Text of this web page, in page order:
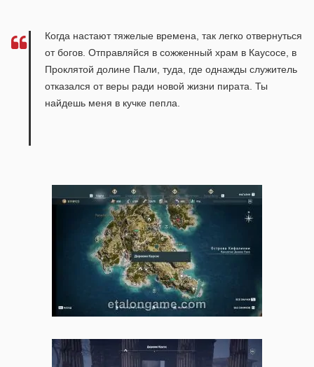
Когда настают тяжелые времена, так легко отвернуться
от богов. Отправляйся в сожженный храм в Каусосе, в
Проклятой долине Пали, туда, где однажды служитель
отказался от веры ради новой жизни пирата. Ты
найдешь меня в кучке пепла.